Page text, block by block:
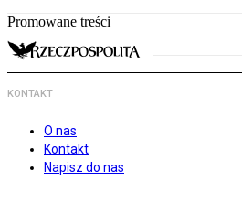
Promowane treści
KONTAKT
O nas
Kontakt
Napisz do nas